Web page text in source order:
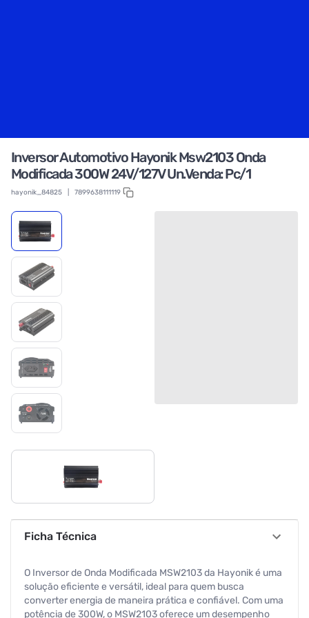
Inversor Automotivo Hayonik Msw2103 Onda
Modificada 300W 24V/127V Un.Venda: Pc/1
hayonik_84825 7899638111119
Ficha Técnica
O Inversor de Onda Modificada MSW2103 da Hayonik é uma
solução eficiente e versátil, ideal para quem busca
converter energia de maneira prática e confiável. Com uma
potência de 300W, o MSW2103 oferece um desempenho